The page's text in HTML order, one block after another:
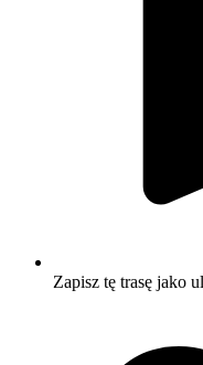
Zapisz tę trasę jako